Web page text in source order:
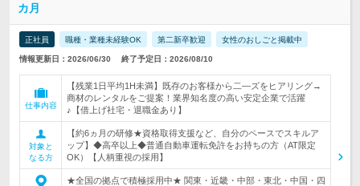
カ月
正社員 職種・業種未経験OK 第二新卒歓迎 女性のおしごと掲載中
情報更新日：2026/06/30 終了予定日：2026/08/10
仕事内容
【残業1日平均1H未満】既存のお客様から二―ズをヒアリング→
商材のレンタルをご提案！業界知名度の高い安定企業で活躍
♪【借上げ社宅・退職金あり】
対象と
なる方
【約6ヵ月の研修★資格取得支援など、自分のペースでスキルア
ップ】◆高卒以上◆普通自動車運転免許をお持ちの方（AT限定
OK）【人柄重視の採用】
★全国の拠点で積極採用中★ 関東・近畿・中部・東北・中国・四